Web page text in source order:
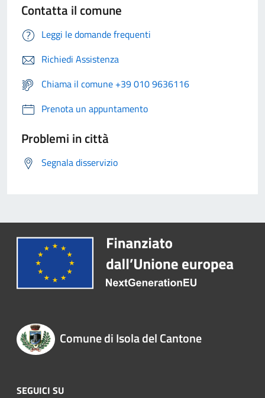
Contatta il comune
Leggi le domande frequenti
Richiedi Assistenza
Chiama il comune +39 010 9636116
Prenota un appuntamento
Problemi in città
Segnala disservizio
Comune di Isola del Cantone
SEGUICI SU